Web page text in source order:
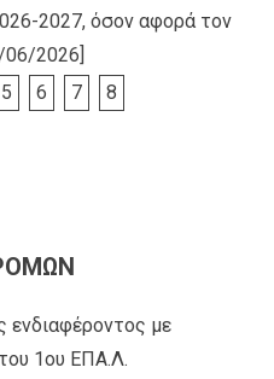
2027, όσον αφορά τον
06/2026]
5 6 7
8
ενδιαφέροντος με
1ου ΕΠΑ.Λ.